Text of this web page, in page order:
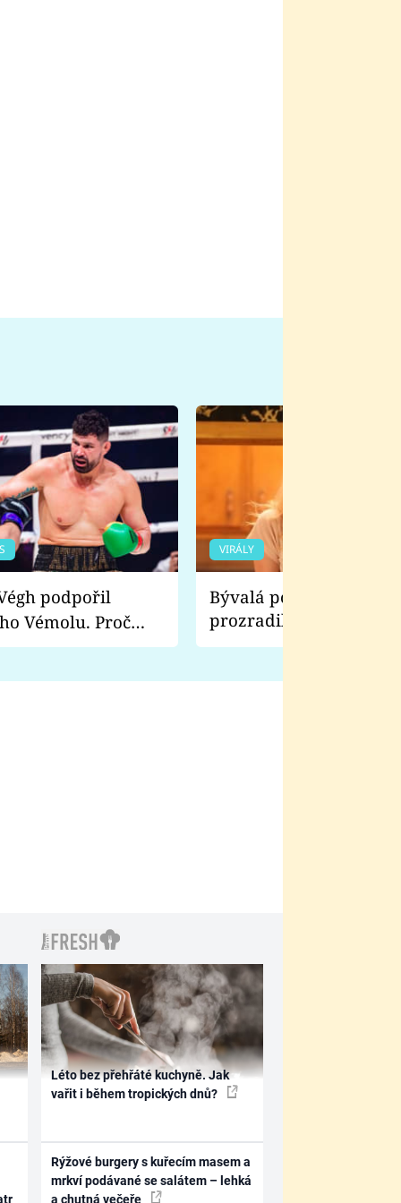
Vémolu. Proč
zápasit s ním než
VIRÁLY
Bývalá pornoherečka
prozradila, co ji
natáčení Euforie.
Léto bez přehřáté kuchyně. Jak
vařit i během tropických dnů?
Rýžové burgery s kuřecím masem a
mrkví podávané se salátem – lehká
a chutná večeře